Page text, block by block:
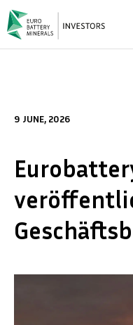
9 JUNE, 2026